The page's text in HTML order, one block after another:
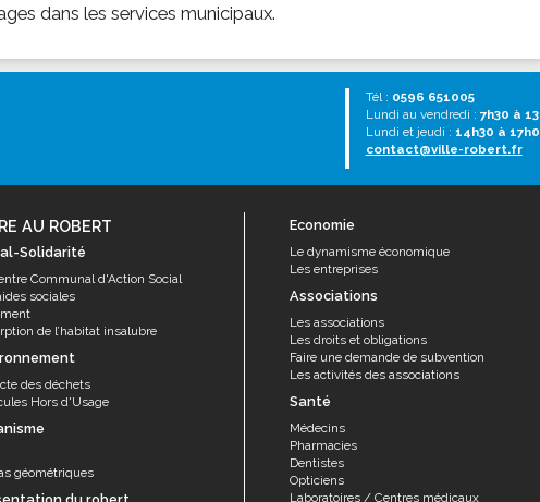
dans les services municipaux.
Tél : 0596 651005
Lundi au vendredi : 7h30 à
Lundi et jeudi : 14h30 à
contact@ville-robert.fr
AU ROBERT
Solidarité
Communal d'Action Social
sociales
de l’habitat insalubre
des déchets
Hors d'Usage
géométriques
Economie
Le dynamisme économique
Les entreprises
Associations
Les associations
Les droits et obligations
Faire une demande de subvention
Les activités des associations
Santé
Médecins
Pharmacies
Dentistes
Opticiens
Laboratoires / Centres médicaux